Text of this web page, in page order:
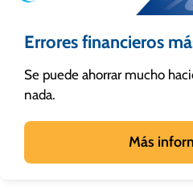
Errores financieros
Se puede ahorrar mucho
nada.
Más